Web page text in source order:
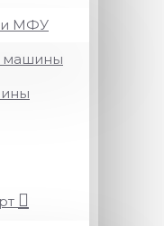
и МФУ
машины